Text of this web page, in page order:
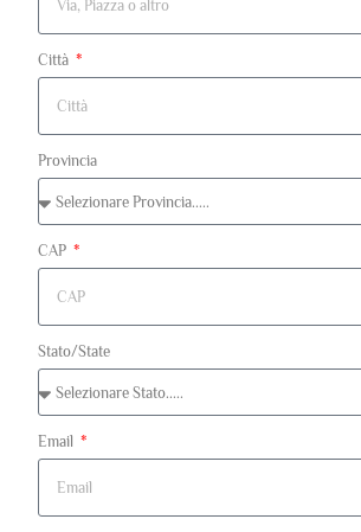
Città
Provincia
CAP
Stato/State
Email